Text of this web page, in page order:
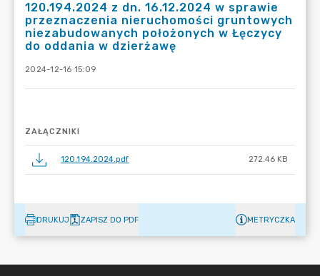
120.194.2024 z dn. 16.12.2024 w sprawie
przeznaczenia nieruchomości gruntowych
niezabudowanych położonych w Łęczycy
do oddania w dzierżawę
2024-12-16 15:09
ZAŁĄCZNIKI
120.194.2024.pdf 272.46 KB
DRUKUJ ZAPISZ DO PDF METRYCZKA